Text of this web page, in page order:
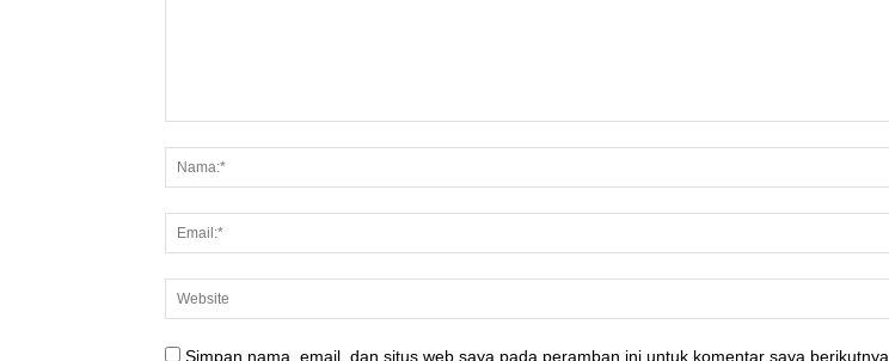
Simpan nama, email, dan situs web saya pada peramban ini untuk komentar saya berikutnya.